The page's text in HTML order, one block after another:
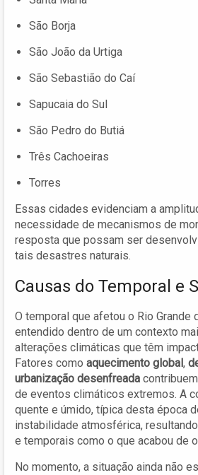
São Borja
São João da Urtiga
São Sebastião do Caí
Sapucaia do Sul
São Pedro do Butiá
Três Cachoeiras
Torres
Essas cidades evidenciam a
necessidade de mecanismos de
resposta que possam ser
tais desastres naturais.
Causas do Temporal e
O temporal que afetou o Rio Grande
entendido dentro de um contexto
alterações climáticas que têm
Fatores como aquecimento global ,
urbanização desenfreada
de eventos climáticos extremos. A
quente e úmido, típica desta época
instabilidade atmosférica,
e temporais como o que acabou de
No momento, a situação ainda não